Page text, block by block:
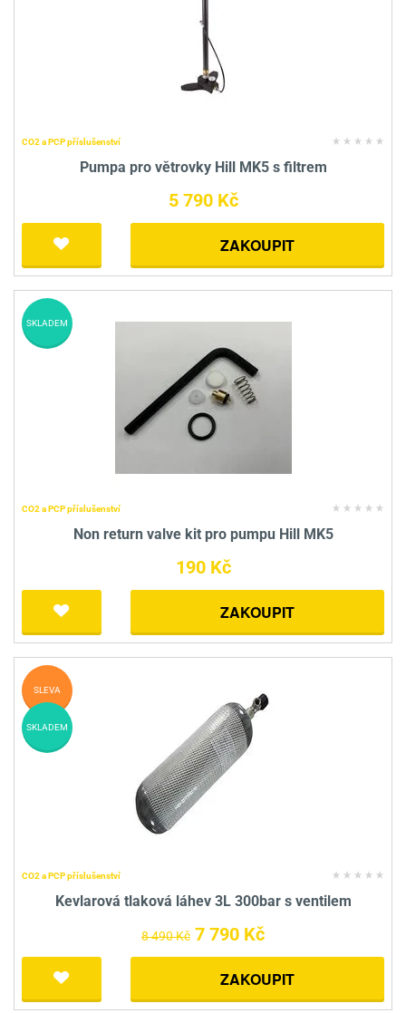
CO2 a PCP příslušenství
Pumpa pro větrovky Hill MK5 s filtrem
5 790 Kč
ZAKOUPIT
CO2 a PCP příslušenství
Non return valve kit pro pumpu Hill MK5
190 Kč
ZAKOUPIT
SKLADEM
CO2 a PCP příslušenství
Kevlarová tlaková láhev 3L 300bar s ventilem
8 490 Kč 7 790 Kč
ZAKOUPIT
SLEVA
SKLADEM